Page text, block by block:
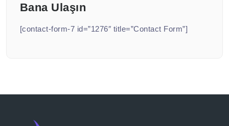
Bana Ulaşın
[contact-form-7 id=”1276″ title=”Contact Form”]